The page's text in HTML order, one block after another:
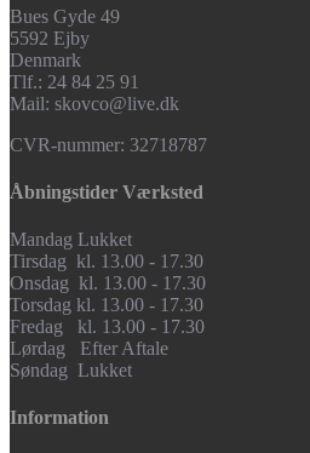
Bues Gyde 49
5592 Ejby
Denmark
Tlf.: 24 84 25 91
Mail: skovco@live.dk
CVR-nummer: 32718787
Åbningstider Værksted
Mandag Lukket
Tirsdag kl. 13.00 - 17.30
Onsdag kl. 13.00 - 17.30
Torsdag kl. 13.00 - 17.30
Fredag kl. 13.00 - 17.30
Lørdag Efter Aftale
Søndag Lukket
Information